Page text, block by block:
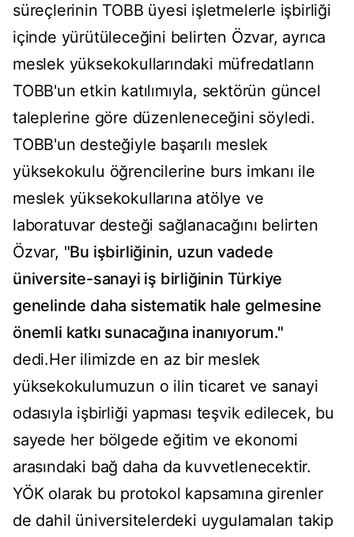
süreçlerinin TOBB üyesi işletmelerle işbirliği
içinde yürütüleceğini belirten Özvar, ayrıca
meslek yüksekokullarındaki müfredatların
TOBB'un etkin katılımıyla, sektörün güncel
taleplerine göre düzenleneceğini söyledi.
TOBB'un desteğiyle başarılı meslek
yüksekokulu öğrencilerine burs imkanı ile
meslek yüksekokullarına atölye ve
laboratuvar desteği sağlanacağını belirten
Özvar, "Bu işbirliğinin, uzun vadede
üniversite-sanayi iş birliğinin Türkiye
genelinde daha sistematik hale gelmesine
önemli katkı sunacağına inanıyorum."
dedi.Her ilimizde en az bir meslek
yüksekokulumuzun o ilin ticaret ve sanayi
odasıyla işbirliği yapması teşvik edilecek, bu
sayede her bölgede eğitim ve ekonomi
arasındaki bağ daha da kuvvetlenecektir.
YÖK olarak bu protokol kapsamına girenler
de dahil üniversitelerdeki uygulamaları takip